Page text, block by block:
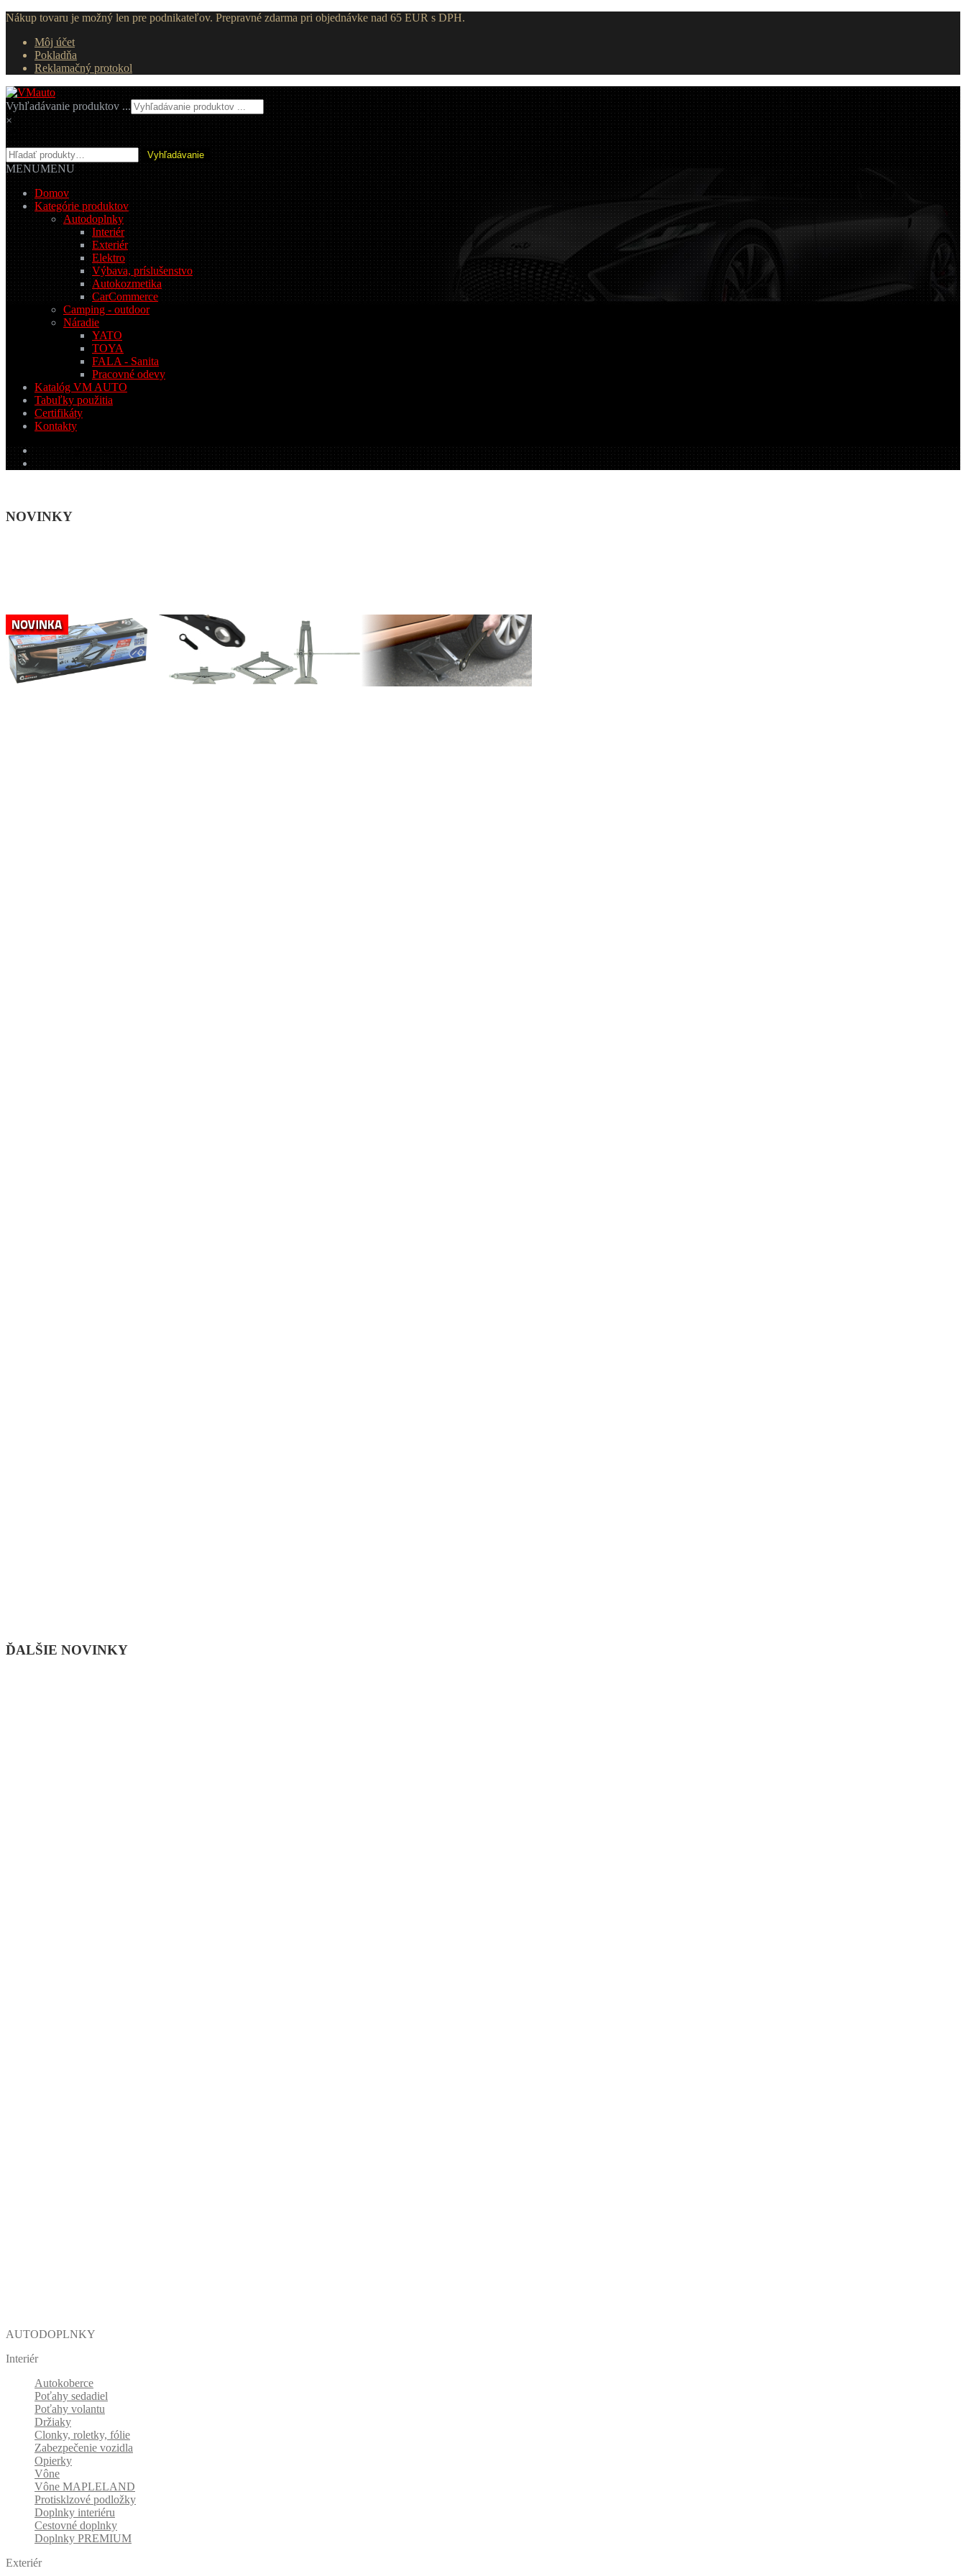
Nákup tovaru je možný len pre podnikateľov. Prepravné zdarma pri objednávke nad 65 EUR s DPH.
Môj účet
Pokladňa
Reklamačný protokol
Preskočiť
na
navigáciu
Preskočiť
na
obsah
Vyhľadávanie produktov ...
×
Hľadať: Vyhľadávanie
MENUMENU
Domov
Kategórie produktov
Autodoplnky
Interiér
Exteriér
Elektro
Výbava, príslušenstvo
Autokozmetika
CarCommerce
Camping - outdoor
Náradie
YATO
TOYA
FALA - Sanita
Pracovné odevy
Katalóg VM AUTO
Tabuľky použitia
Certifikáty
Kontakty
0.00 € 0 produktov
NOVINKY
ĎALŠIE NOVINKY
AUTODOPLNKY
Interiér
Autokoberce
Poťahy sedadiel
Poťahy volantu
Držiaky
Clonky, roletky, fólie
Zabezpečenie vozidla
Opierky
Vône
Vône MAPLELAND
Protisklzové podložky
Doplnky interiéru
Cestovné doplnky
Doplnky PREMIUM
Exteriér